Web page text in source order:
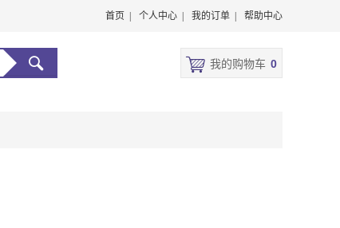
首页 | 个人中心 | 我的订单 | 帮助中心
我的购物车 0